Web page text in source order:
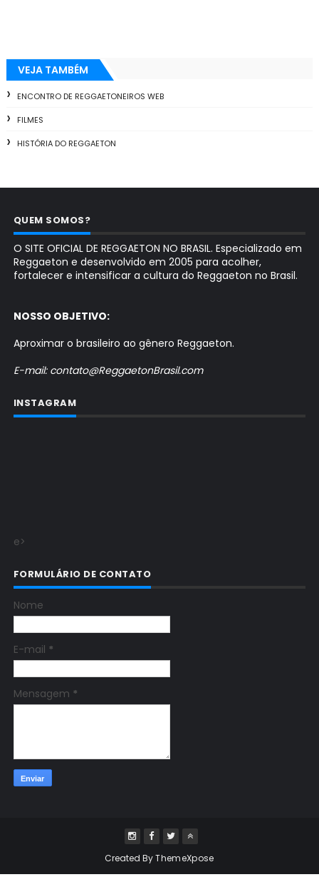
VEJA TAMBÉM
ENCONTRO DE REGGAETONEIROS WEB
FILMES
HISTÓRIA DO REGGAETON
QUEM SOMOS?
O SITE OFICIAL DE REGGAETON NO BRASIL. Especializado em
Reggaeton e desenvolvido em 2005 para acolher,
fortalecer e intensificar a cultura do Reggaeton no Brasil.
NOSSO OBJETIVO:
Aproximar o brasileiro ao gênero Reggaeton.
E-mail: contato@ReggaetonBrasil.com
INSTAGRAM
e>
FORMULÁRIO DE CONTATO
Nome
E-mail *
Mensagem *
Created ByThemeXpose